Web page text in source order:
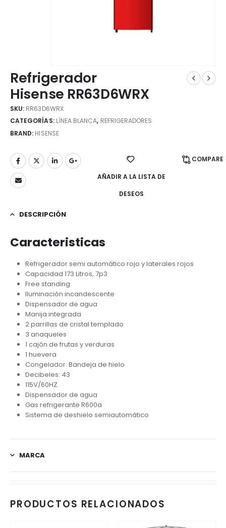
Refrigerador
Hisense RR63D6WRX
SKU: RR63D6WRX
CATEGORÍAS: LÍNEA BLANCA, REFRIGERADORES
BRAND: HISENSE
AÑADIR A LA LISTA DE
DESEOS
COMPARE
DESCRIPCIÓN
Caracteristicas
Refrigerador semi automático rojo y laterales rojos
Capacidad 173 Litros, 7p3
Free standing
Iluminación incandescente
Dispensador de agua
Manija integrada
2 parrillas de cristal templado
3 anaqueles
1 cajón de frutas y verduras
1 huevera
Congelador: Bandeja de hielo
Decibeles: 43
115V/60HZ
Dispensador de agua
Gas refrigerante R600a
Sistema de deshielo semiautomático
MARCA
PRODUCTOS RELACIONADOS